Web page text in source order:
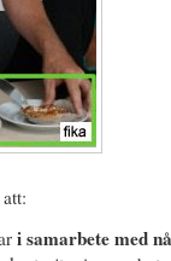
i samarbete med